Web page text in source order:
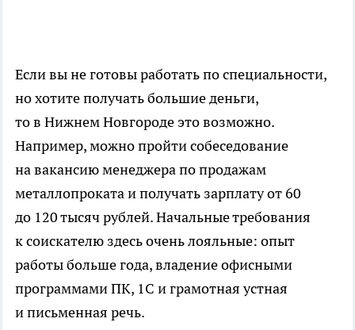
Если вы не готовы работать по специальности,
но хотите получать большие деньги,
то в Нижнем Новгороде это возможно.
Например, можно пройти собеседование
на вакансию менеджера по продажам
металлопроката и получать зарплату от 60
до 120 тысяч рублей. Начальные требования
к соискателю здесь очень лояльные: опыт
работы больше года, владение офисными
программами ПК, 1С и грамотная устная
и письменная речь.